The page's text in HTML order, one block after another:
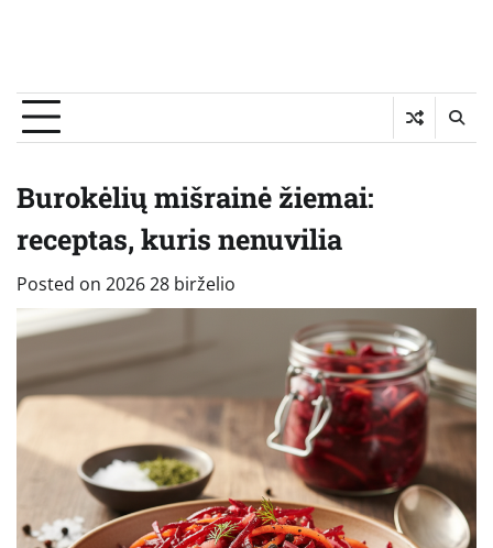
Burokėlių mišrainė žiemai:
receptas, kuris nenuvilia
Posted on 2026 28 birželio